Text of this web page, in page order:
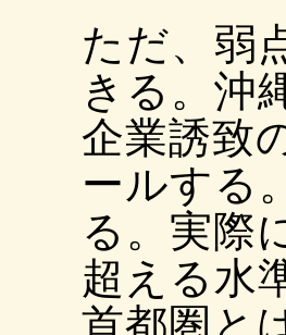
ただ、弱
きる。沖
企業誘致
ールする
る。実際
超える水
首都圏と